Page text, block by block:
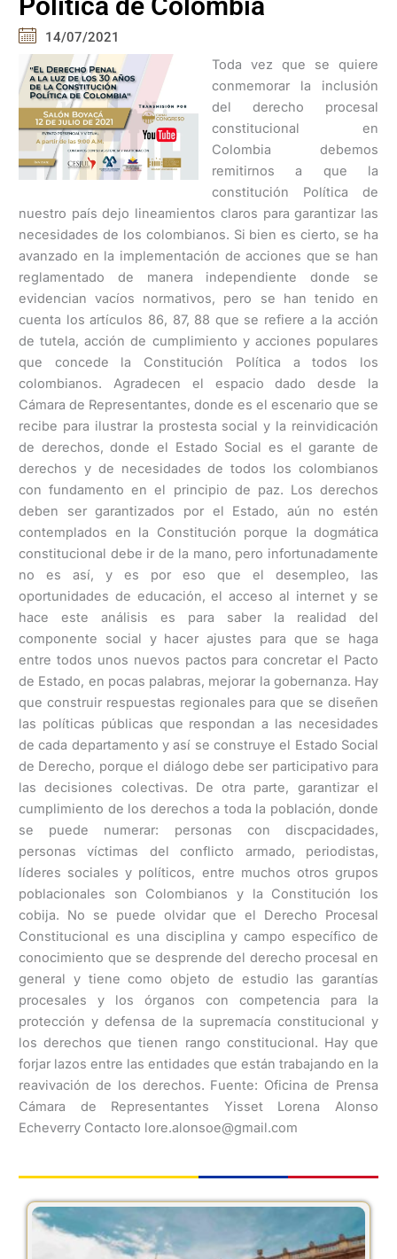
14/07/2021
Toda vez que se quiere
conmemorar la inclusión
del derecho procesal
constitucional en
Colombia debemos
remitirnos a que la
constitución Política de
nuestro país dejo lineamientos claros para garantizar las
necesidades de los colombianos. Si bien es cierto, se ha
avanzado en la implementación de acciones que se han
reglamentado de manera independiente donde se
evidencian vacíos normativos, pero se han tenido en
cuenta los artículos 86, 87, 88 que se refiere a la acción
de tutela, acción de cumplimiento y acciones populares
que concede la Constitución Política a todos los
colombianos. Agradecen el espacio dado desde la
Cámara de Representantes, donde es el escenario que se
recibe para ilustrar la prostesta social y la reinvidicación
de derechos, donde el Estado Social es el garante de
derechos y de necesidades de todos los colombianos
con fundamento en el principio de paz. Los derechos
deben ser garantizados por el Estado, aún no estén
contemplados en la Constitución porque la dogmática
constitucional debe ir de la mano, pero infortunadamente
no es así, y es por eso que el desempleo, las
oportunidades de educación, el acceso al internet y se
hace este análisis es para saber la realidad del
componente social y hacer ajustes para que se haga
entre todos unos nuevos pactos para concretar el Pacto
de Estado, en pocas palabras, mejorar la gobernanza. Hay
que construir respuestas regionales para que se diseñen
las políticas públicas que respondan a las necesidades
de cada departamento y así se construye el Estado Social
de Derecho, porque el diálogo debe ser participativo para
las decisiones colectivas. De otra parte, garantizar el
cumplimiento de los derechos a toda la población, donde
se puede numerar: personas con discpacidades,
personas víctimas del conflicto armado, periodistas,
líderes sociales y políticos, entre muchos otros grupos
poblacionales son Colombianos y la Constitución los
cobija. No se puede olvidar que el Derecho Procesal
Constitucional es una disciplina y campo específico de
conocimiento que se desprende del derecho procesal en
general y tiene como objeto de estudio las garantías
procesales y los órganos con competencia para la
protección y defensa de la supremacía constitucional y
los derechos que tienen rango constitucional. Hay que
forjar lazos entre las entidades que están trabajando en la
reavivación de los derechos. Fuente: Oficina de Prensa
Cámara de Representantes Yisset Lorena Alonso
Echeverry Contacto lore.alonsoe@gmail.com